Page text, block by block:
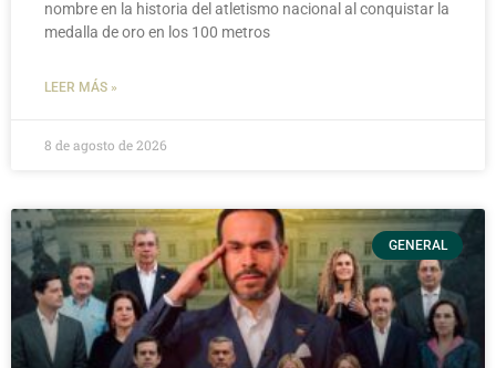
nombre en la historia del atletismo nacional al conquistar la
medalla de oro en los 100 metros
LEER MÁS »
8 de agosto de 2026
GENERAL